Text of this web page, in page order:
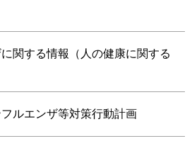
関する情報（人の健康に関する
ルエンザ等対策行動計画